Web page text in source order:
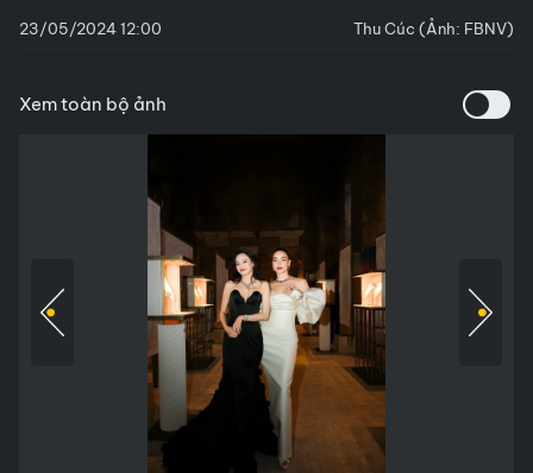
23/05/2024 12:00 Thu Cúc (Ảnh: FBNV)
Xem toàn bộ ảnh